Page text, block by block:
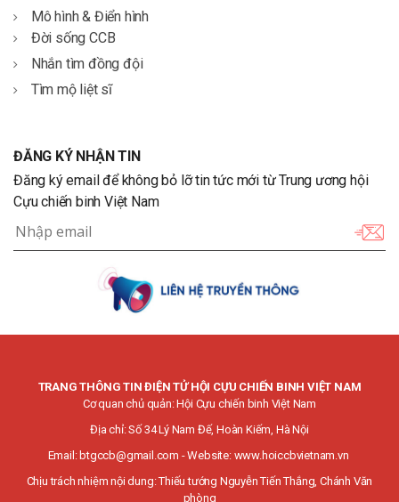
Mô hình & Điển hình
Đời sống CCB
Nhắn tìm đồng đội
Tìm mộ liệt sĩ
ĐĂNG KÝ NHẬN TIN
Đăng ký email để không bỏ lỡ tin tức mới từ Trung ương hội
Cựu chiến binh Việt Nam
TRANG THÔNG TIN ĐIỆN TỬ HỘI CỰU CHIẾN BINH VIỆT NAM
Cơ quan chủ quản: Hội Cựu chiến binh Việt Nam
Địa chỉ: Số 34 Lý Nam Đế, Hoàn Kiếm, Hà Nội
Email: btgccb@gmail.com - Website: www.hoiccbvietnam.vn
Chịu trách nhiệm nội dung: Thiếu tướng Nguyễn Tiến Thắng, Chánh Văn
phòng